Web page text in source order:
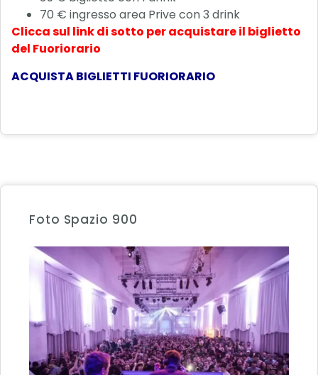
70 € ingresso area Prive con 3 drink
Clicca sul link di sotto per acquistare il biglietto
del Fuoriorario
ACQUISTA BIGLIETTI FUORIORARIO
Foto Spazio 900